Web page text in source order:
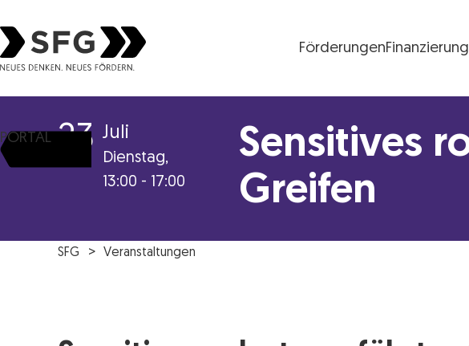
Förderungen
PORTAL 23 Juli
Dienstag,
13:00 - 17:00
Sensitives
Greifen
SFG Veranstaltungen